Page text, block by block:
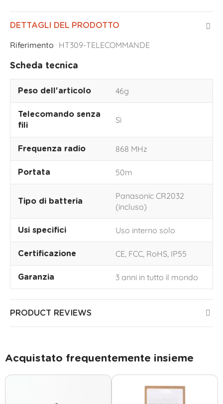
DETTAGLI DEL PRODOTTO
Riferimento HT309-TELECOMMANDE
Scheda tecnica
Peso dell'articolo 46g
Telecomando senza
fili
Sì
Frequenza radio 868 MHz
Portata 50m
Tipo di batteria
Panasonic CR2032
(incluso)
Usi specifici Uso interno solo
Certificazione CE, FCC, RoHS, IP55
Garanzia 3 anni in tutto il mondo
PRODUCT REVIEWS
Acquistato frequentemente insieme